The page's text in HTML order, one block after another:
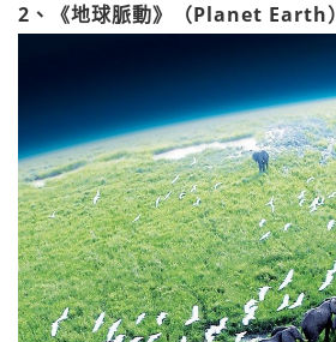
2、《地球脈動》（Planet Earth）